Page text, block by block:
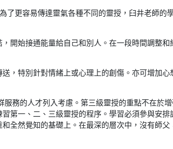
更容易傳達靈氣各種不同的靈授，臼井老師的
開始接通能量給自己和別人。在一段時間調整和
，特別針對情緒上或心理上的創傷。亦可增加心
務的人才列入考慮。第三級靈授的重點不在於
第一、二、三級靈授的程序。學習必須參與安排
全然覺知的基礎上。在最深的層次中，沒有師父